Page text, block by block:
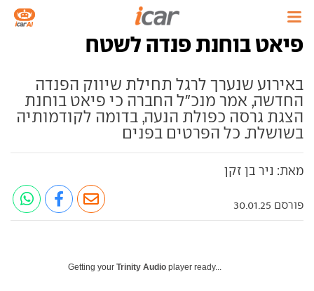
פיאט בוחנת פנדה לשטח
באירוע שנערך לרגל תחילת שיווק הפנדה
החדשה, אמר מנכ"ל החברה כי פיאט בוחנת
הצגת גרסה כפולת הנעה, בדומה לקודמותיה
בשושלת. כל הפרטים בפנים
מאת: ניר בן זקן
פורסם 30.01.25
Getting your Trinity Audio player ready...